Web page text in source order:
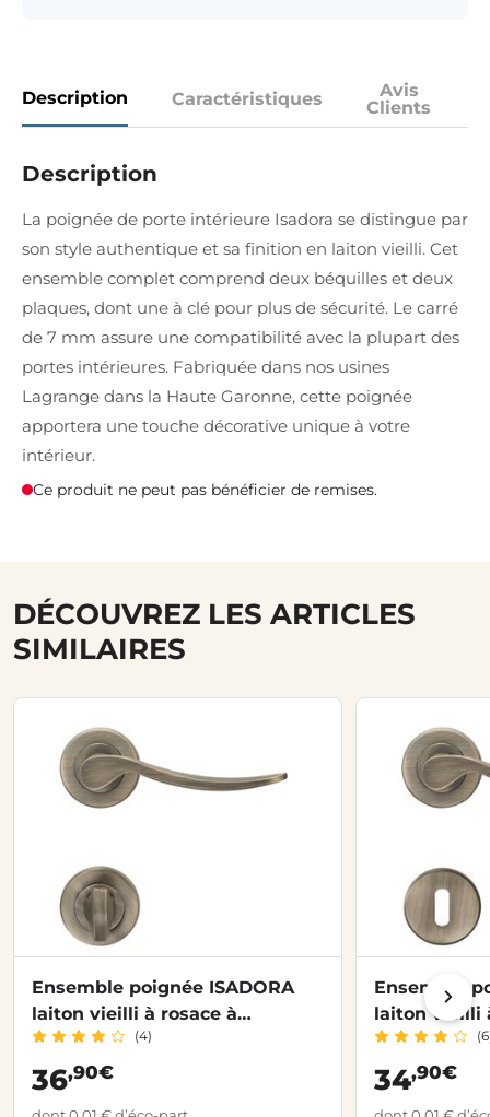
Description Caractéristiques
Avis
Clients
Description
La poignée de porte intérieure Isadora se distingue par
son style authentique et sa finition en laiton vieilli. Cet
ensemble complet comprend deux béquilles et deux
plaques, dont une à clé pour plus de sécurité. Le carré
de 7 mm assure une compatibilité avec la plupart des
portes intérieures. Fabriquée dans nos usines
Lagrange dans la Haute Garonne, cette poignée
apportera une touche décorative unique à votre
intérieur.
Ce produit ne peut pas bénéficier de remises.
DÉCOUVREZ LES ARTICLES
SIMILAIRES
Ensemble poignée ISADORA
laiton vieilli à rosace à
condamnation
(4)
36,90€
Ensemble
laiton vieilli
34,90€